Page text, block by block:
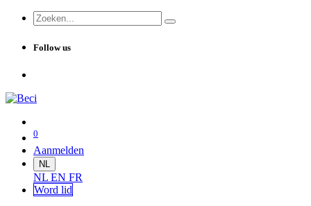
Follow us
0
Aanmelden
NL
NL EN FR
Word lid